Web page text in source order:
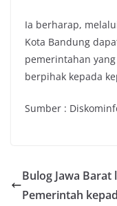
Ia berharap,
Kota Bandung
pemerintahan
berpihak kepada
Sumber :
Bulog Jawa
Pemerintah